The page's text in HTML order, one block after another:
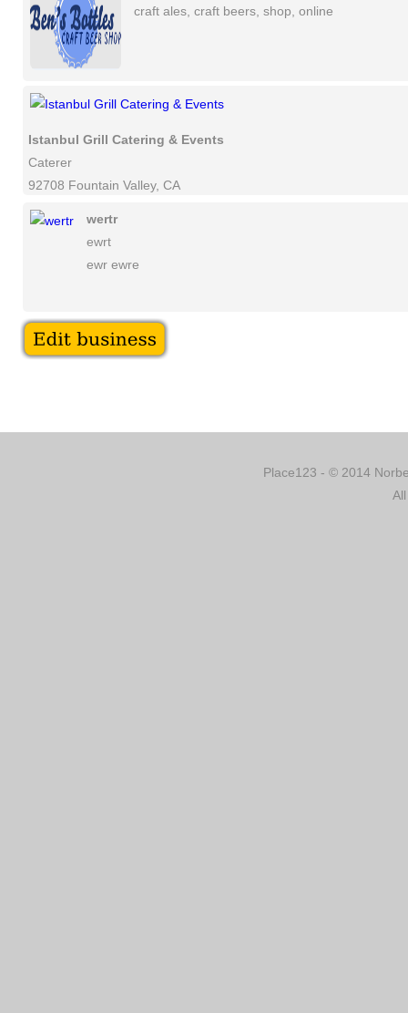
craft ales, craft beers, shop, online
Istanbul Grill Catering & Events
Caterer
92708 Fountain Valley, CA
wertr
ewrt
ewr ewre
Place123 - © 2014